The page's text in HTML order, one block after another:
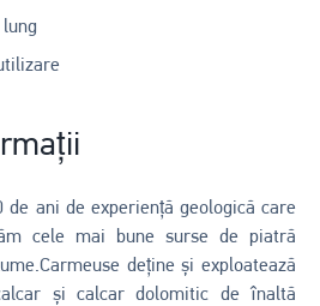
de ani de experiență geologică care
cele mai bune surse de piatră
deține și exploatează
și calcar dolomitic de înaltă